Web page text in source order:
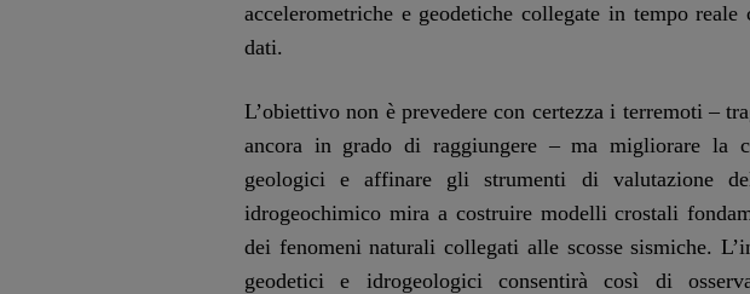
accelerometriche e geodetiche collegate in tempo
dati.
L’obiettivo non è prevedere con certezza i terremoti –
ancora in grado di raggiungere – ma migliorare la
geologici e affinare gli strumenti di valutazione
idrogeochimico mira a costruire modelli crostali
dei fenomeni naturali collegati alle scosse sismiche.
geodetici e idrogeologici consentirà così di